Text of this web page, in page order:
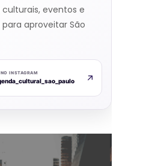
culturais, eventos e
aproveitar São
INSTAGRAM